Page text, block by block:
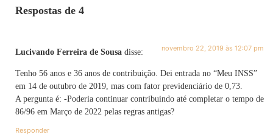
Respostas de 4
Lucivando Ferreira de Sousa disse: novembro 22, 2019 às 12:07 pm
Tenho 56 anos e 36 anos de contribuição. Dei entrada no “Meu INSS”
em 14 de outubro de 2019, mas com fator previdenciário de 0,73.
A pergunta é: -Poderia continuar contribuindo até completar o tempo de
86/96 em Março de 2022 pelas regras antigas?
Responder